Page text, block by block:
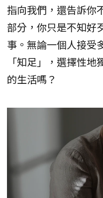
指向我們，還告訴你
部分，你只是不知好
事。無論一個人接受
「知足」，選擇性
的生活嗎？